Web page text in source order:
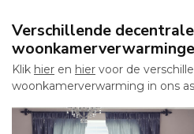
Verschillende
Klik hier en hier voor de
woonkamerverwarming in ons